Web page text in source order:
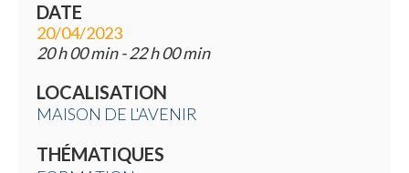
DATE
20/04/2023
20 h 00 min - 22 h 00 min
LOCALISATION
MAISON DE L'AVENIR
THÉMATIQUES